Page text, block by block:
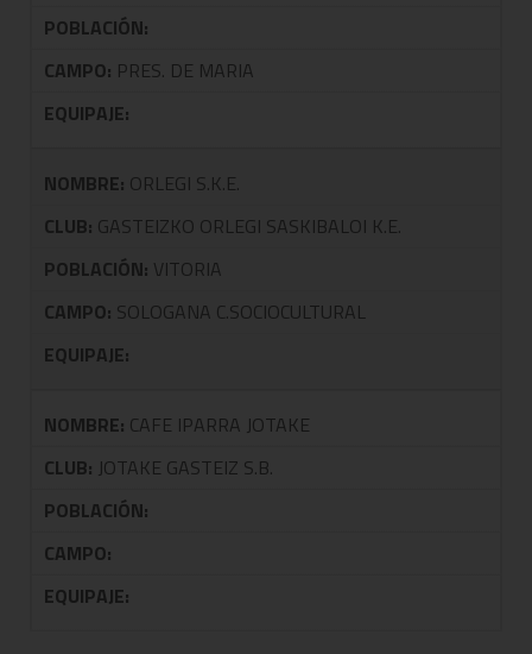
POBLACIÓN:
CAMPO: PRES. DE MARIA
EQUIPAJE:
NOMBRE: ORLEGI S.K.E.
CLUB: GASTEIZKO ORLEGI SASKIBALOI K.E.
POBLACIÓN: VITORIA
CAMPO: SOLOGANA C.SOCIOCULTURAL
EQUIPAJE:
NOMBRE: CAFE IPARRA JOTAKE
CLUB: JOTAKE GASTEIZ S.B.
POBLACIÓN:
CAMPO:
EQUIPAJE: